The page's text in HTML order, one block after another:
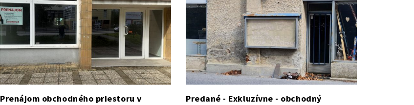
Prenájom obchodného priestoru v
Predané - Exkluzívne - obchodný